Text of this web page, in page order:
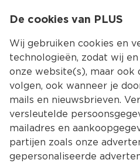
Terug
De cookies van PLUS
Wij gebruiken cookies en
technologieën, zodat wij
onze website(s), maar ook
volgen, ook wanneer je
mails en nieuwsbrieven.
versleutelde
mailadres en
partijen zoals onze
gepersonaliseerde